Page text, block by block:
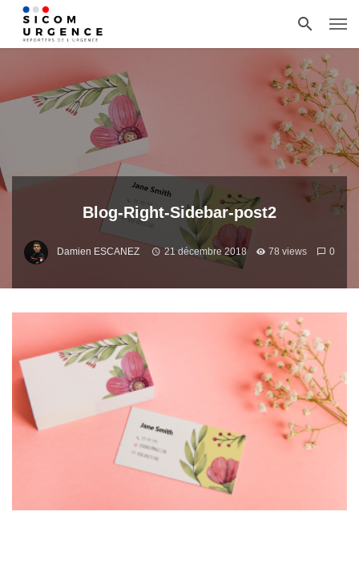
Blog-Right-Sidebar-post2
Damien ESCANEZ 21 décembre 2018 78 views 0